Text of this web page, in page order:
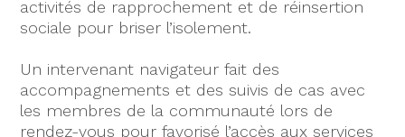
activités de rapprochement et de réinsertion
sociale pour briser l’isolement.
Un intervenant navigateur fait des
accompagnements et des suivis de cas avec
les membres de la communauté lors de
rendez-vous pour favorisé l’accès aux services